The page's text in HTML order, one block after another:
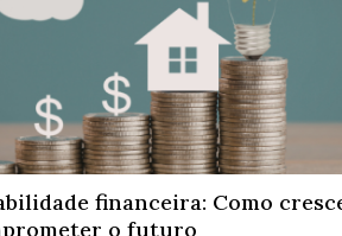
financeira: Como
o futuro